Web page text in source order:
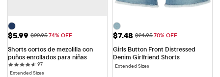
Precio de venta: $5.99
$5.99 Precio original: $22.95
$22.9574% OFF
Shorts cortos de mezclilla con
puños enrollados para niñas
9797 reviews
Extended Sizes
Precio de venta: $7.48
$7.48 Precio original: $24.95
$24.9570% OFF
Girls Button Front Distressed
Denim Girlfriend Shorts
Extended Sizes